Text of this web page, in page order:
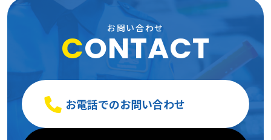
2006年1月
2005年1月
お問い合わせ
CONTACT
お電話でのお問い合わせ